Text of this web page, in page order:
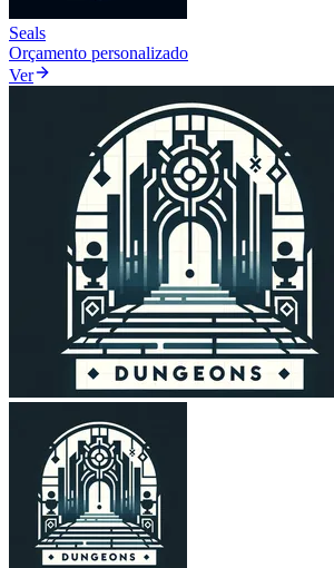
Seals
Orçamento personalizado
Ver